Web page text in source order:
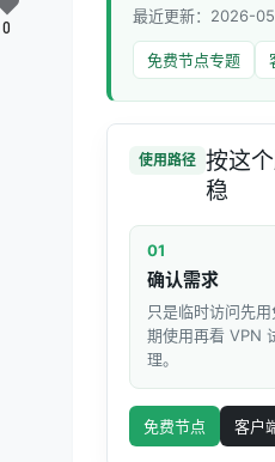
最近更新：2026-
免费节点专题
使用路径 按这
稳
01
确认需求
只是临时访问先
期使用再看 VPN
理。
免费节点 客户
0